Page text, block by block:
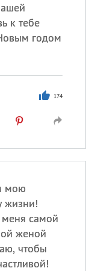
к тебе
годом
174
мою
жизни!
самой
женой
чтобы
Клим